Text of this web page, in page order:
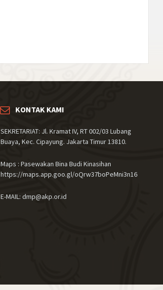
KONTAK KAMI
SEKRETARIAT: Jl. Kramat IV, RT 002/03 Lubang
Buaya, Kec. Cipayung. Jakarta Timur 13810.
Maps : Pasewakan Bina Budi Kinasihan
https://maps.app.goo.gl/oQrw37boPeMni3n16
E-MAIL: dmp@akp.or.id